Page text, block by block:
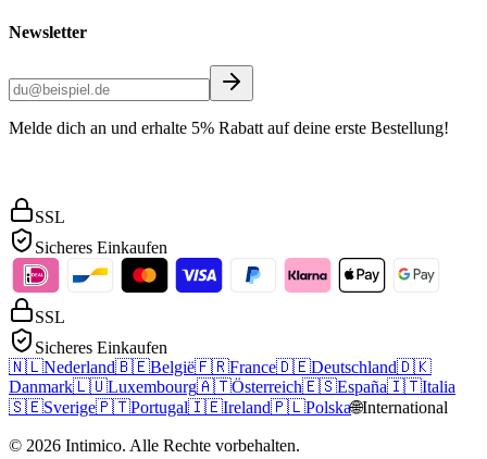
Newsletter
Melde dich an und erhalte 5% Rabatt auf deine erste Bestellung!
SSL
Sicheres Einkaufen
SSL
Sicheres Einkaufen
🇳🇱Nederland🇧🇪België🇫🇷France🇩🇪Deutschland🇩🇰
Danmark🇱🇺Luxembourg🇦🇹Österreich🇪🇸España🇮🇹Italia
🇸🇪Sverige🇵🇹Portugal🇮🇪Ireland🇵🇱Polska🌐International
© 2026 Intimico. Alle Rechte vorbehalten.